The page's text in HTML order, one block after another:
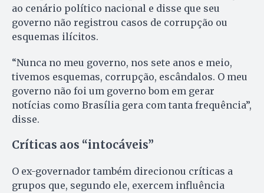
ao cenário político nacional e disse que seu
governo não registrou casos de corrupção ou
esquemas ilícitos.
“Nunca no meu governo, nos sete anos e meio,
tivemos esquemas, corrupção, escândalos. O meu
governo não foi um governo bom em gerar
notícias como Brasília gera com tanta frequência”,
disse.
Críticas aos “intocáveis”
O ex-governador também direcionou críticas a
grupos que, segundo ele, exercem influência